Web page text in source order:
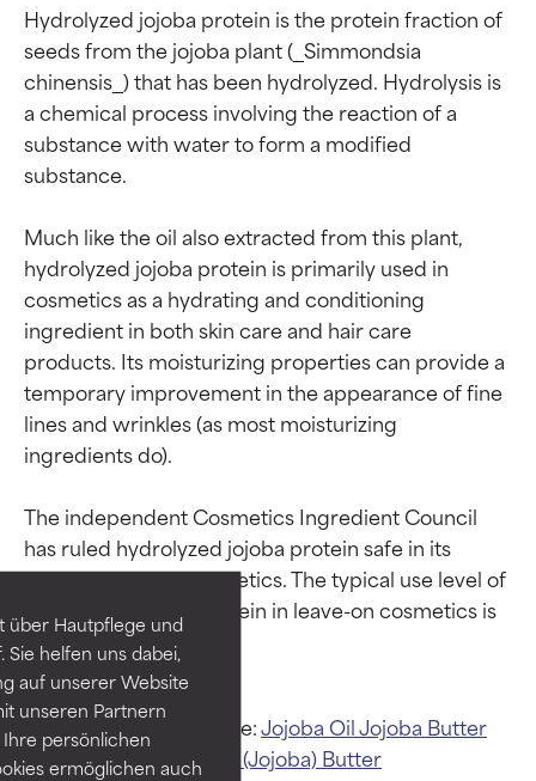
über Hautpflege und
helfen uns dabei,
auf unserer Website
unseren Partnern
persönlichen
ermöglichen auch
Hydrolyzed jojoba protein is the protein fraction of
seeds from the jojoba plant (_Simmondsia
chinensis_) that has been hydrolyzed. Hydrolysis is
a chemical process involving the reaction of a
substance with water to form a modified
substance.
Much like the oil also extracted from this plant,
hydrolyzed jojoba protein is primarily used in
cosmetics as a hydrating and conditioning
ingredient in both skin care and hair care
products. Its moisturizing properties can provide a
temporary improvement in the appearance of fine
lines and wrinkles (as most moisturizing
ingredients do).
The independent Cosmetics Ingredient Council
has ruled hydrolyzed jojoba protein safe in its
current usage in cosmetics. The typical use level of
hydrolyzed jojoba protein in leave-on cosmetics is
Verwandte Inhaltsstoffe:Jojoba OilJojoba Butter
Simmondsia Chinensis (Jojoba) Butter
Inhaltsstoffe
SEHR GUT
Erwiesen und durch
unabhängige Studien belegt.
Hervorragender Wirkstoff für
die meisten Hauttypen und -
probleme.
Inhaltsstoffe
SEHR GUT
Erwiesen und durch
unabhängige Studien belegt.
Hervorragender Wirkstoff für
die meisten Hauttypen und -
probleme.